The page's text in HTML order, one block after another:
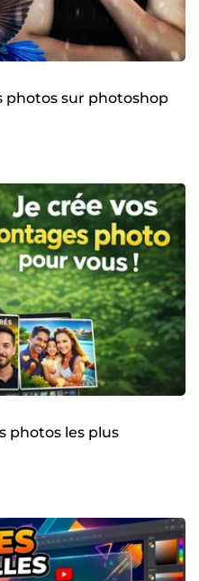
photos sur photoshop
photos les plus